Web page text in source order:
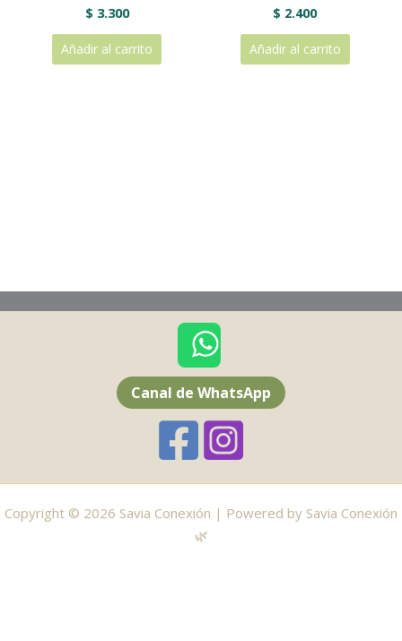
$ 3.300
Añadir al carrito
$ 2.400
Añadir al carrito
Canal de WhatsApp
Copyright © 2026 Savia Conexión | Powered by Savia Conexión
🌿